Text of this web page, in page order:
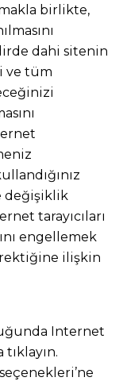
birlikte,
dahi sitenin
ve tüm
değişiklik
tarayıcıları
engellemek
ilişkin
Internet